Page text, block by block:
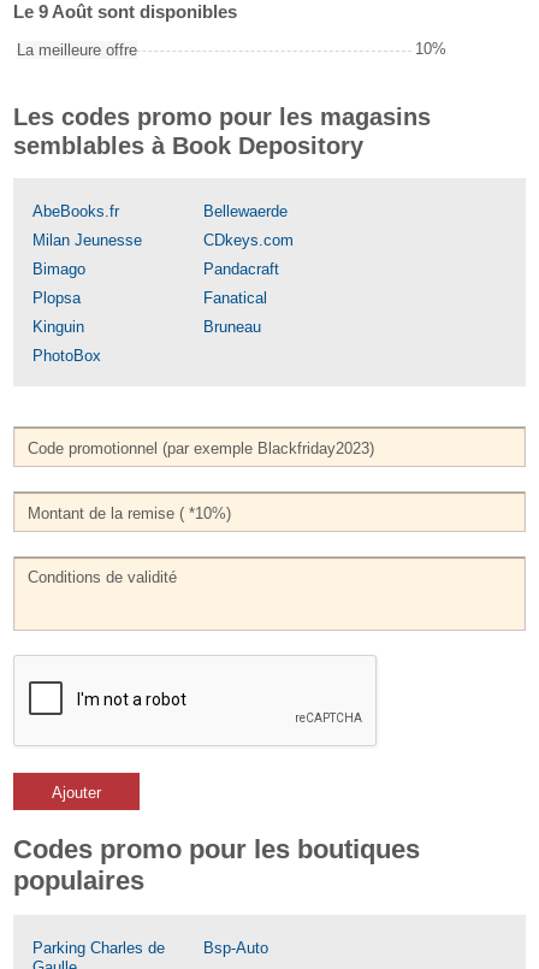
Le 9 Août sont disponibles
La meilleure offre 10%
Les codes promo pour les magasins
semblables à Book Depository
AbeBooks.fr
Bellewaerde
Milan Jeunesse
CDkeys.com
Bimago
Pandacraft
Plopsa
Fanatical
Kinguin
Bruneau
PhotoBox
Ajouter
Codes promo pour les boutiques
populaires
Parking Charles de
Bsp-Auto